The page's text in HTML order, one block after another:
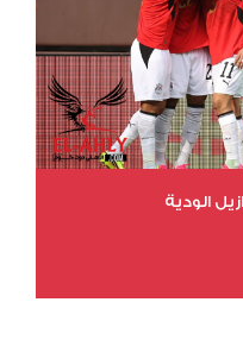
الودية